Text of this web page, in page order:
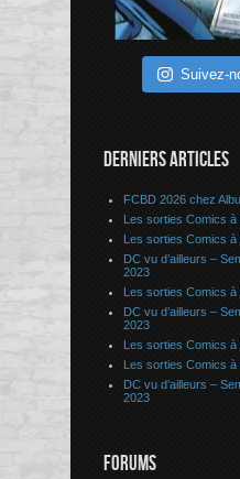
Suivez-
DERNIERS ARTICLES
FCBD 2026 chez
Les sorties Comics
Les sorties Comics
DC vu d’ailleurs –
2023
Les sorties Comics
DC vu d’ailleurs –
2023
Les sorties Comics
Les sorties Comics
DC vu d’ailleurs –
2023
FORUMS